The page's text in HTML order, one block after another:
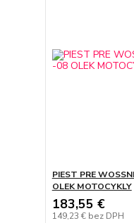
PIEST PRE
OLEK MOTOCYKLY
183,55 €
149,23 € bez DPH